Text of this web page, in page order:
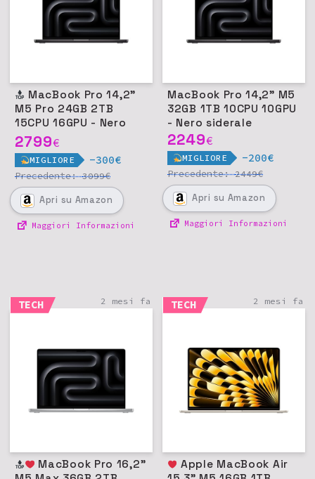
M5 Pro 24GB 2TB
15CPU 16GPU - Nero
siderale
2799€
MIGLIORE -300€
Precedente:3099€
Apri su Amazon
Maggiori Informazioni
MacBook Pro 14,2" M5
32GB 1TB 10CPU 10GPU
- Nero siderale
2249€
MIGLIORE -200€
Precedente:2449€
Apri su Amazon
Maggiori Informazioni
TECH 2 mesi fa TECH 2 mesi fa
Apple MacBook Air